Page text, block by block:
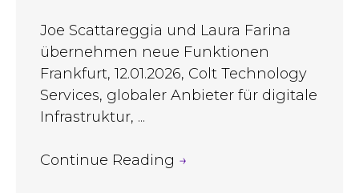
Joe Scattareggia und Laura Farina
übernehmen neue Funktionen
Frankfurt, 12.01.2026, Colt Technology
Services, globaler Anbieter für digitale
Infrastruktur, ...
Continue Reading →